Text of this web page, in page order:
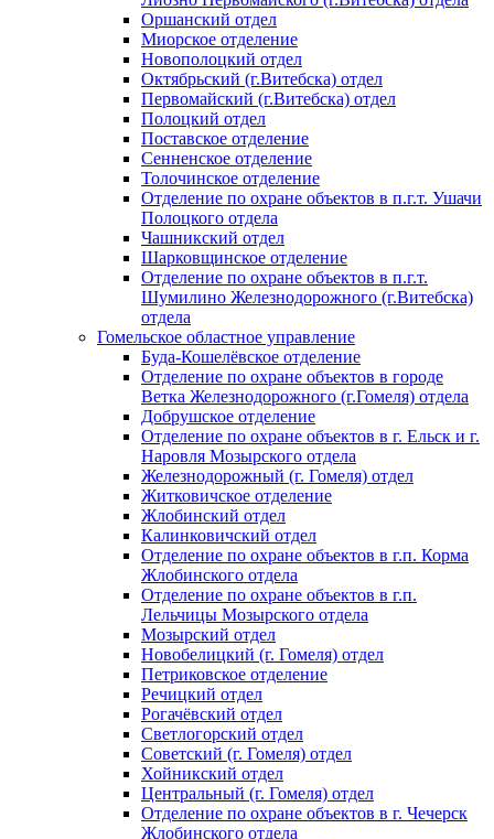
Оршанский отдел
Миорское отделение
Новополоцкий отдел
Октябрьский (г.Витебска) отдел
Первомайский (г.Витебска) отдел
Полоцкий отдел
Поставское отделение
Сенненское отделение
Толочинское отделение
Отделение по охране объектов в п.г.т. Ушачи
Полоцкого отдела
Чашникский отдел
Шарковщинское отделение
Отделение по охране объектов в п.г.т.
Шумилино Железнодорожного (г.Витебска)
отдела
Гомельское областное управление
Буда-Кошелёвское отделение
Отделение по охране объектов в городе
Ветка Железнодорожного (г.Гомеля) отдела
Добрушское отделение
Отделение по охране объектов в г. Ельск и г.
Наровля Мозырского отдела
Железнодорожный (г. Гомеля) отдел
Житковичское отделение
Жлобинский отдел
Калинковичский отдел
Отделение по охране объектов в г.п. Корма
Жлобинского отдела
Отделение по охране объектов в г.п.
Лельчицы Мозырского отдела
Мозырский отдел
Новобелицкий (г. Гомеля) отдел
Петриковское отделение
Речицкий отдел
Рогачёвский отдел
Светлогорский отдел
Советский (г. Гомеля) отдел
Хойникский отдел
Центральный (г. Гомеля) отдел
Отделение по охране объектов в г. Чечерск
Жлобинского отдела